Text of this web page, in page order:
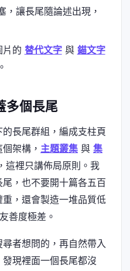
，讓長尾隨論述出現，
片的 替代文字與 錨文字
多個長尾
長尾群組，編成支柱頁
架構， 主題叢集 與 集
這裡只講佈局原則。我
，也不要開十篇各五百
，還會製造一堆品質低
友善度極差。
者想問的，再自然帶入
現裡面一個長尾都沒